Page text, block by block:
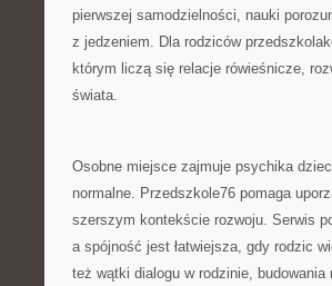
pierwszej samodzielności, nauki
z jedzeniem. Dla rodziców
którym liczą się relacje rówieśnicze,
świata.
Osobne miejsce zajmuje psychika
normalne. Przedszkole76 pomaga
szerszym kontekście rozwoju. Serwis
a spójność jest łatwiejsza, gdy rodzic
też wątki dialogu w rodzinie,